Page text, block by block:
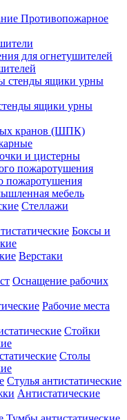
Противопожарное
для огнетушителей
ящики урны
кранов (ШПК)
и цистерны
пожаротушения
мебель
Стеллажи
Боксы и
Верстаки
Оснащение рабочих
Рабочие места
Стойки
Столы
Стулья антистатические
Антистатические